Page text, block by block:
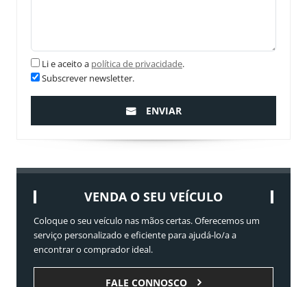
Li e aceito a política de privacidade.
Subscrever newsletter.
ENVIAR
VENDA O SEU VEÍCULO
Coloque o seu veículo nas mãos certas. Oferecemos um
serviço personalizado e eficiente para ajudá-lo/a a
encontrar o comprador ideal.
FALE CONNOSCO